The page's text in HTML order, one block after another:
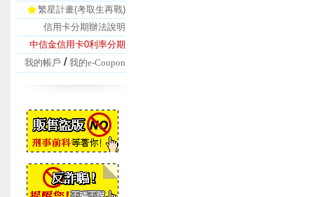
繁星計畫(考取生再戰)
信用卡分期辦法說明
中信金信用卡0利率分期
我的帳戶 / 我的e-Coupon